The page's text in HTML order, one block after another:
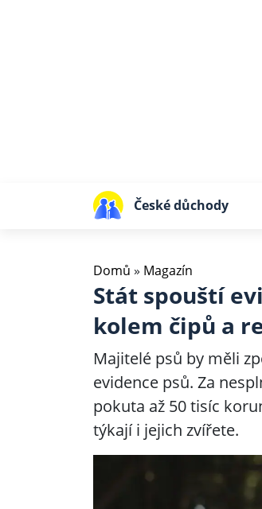
České důchody
Domů » Magazín
Stát spouští
kolem čipů a
Majitelé psů by měli
evidence psů. Za
pokuta až 50 tisíc
týkají i jejich zvířete.